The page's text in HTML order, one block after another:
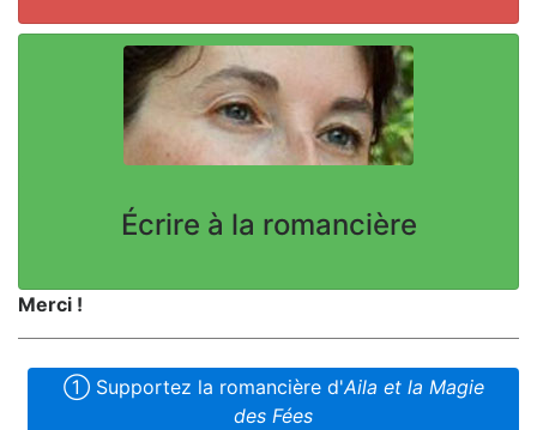
Écrire à la romancière
Merci !
➀ Supportez la romancière d'Aila et la Magie
des Fées